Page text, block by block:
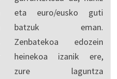
eta euro/eusko guti
batzuk eman.
Zenbatekoa edozein
heinekoa izanik ere,
zure laguntza